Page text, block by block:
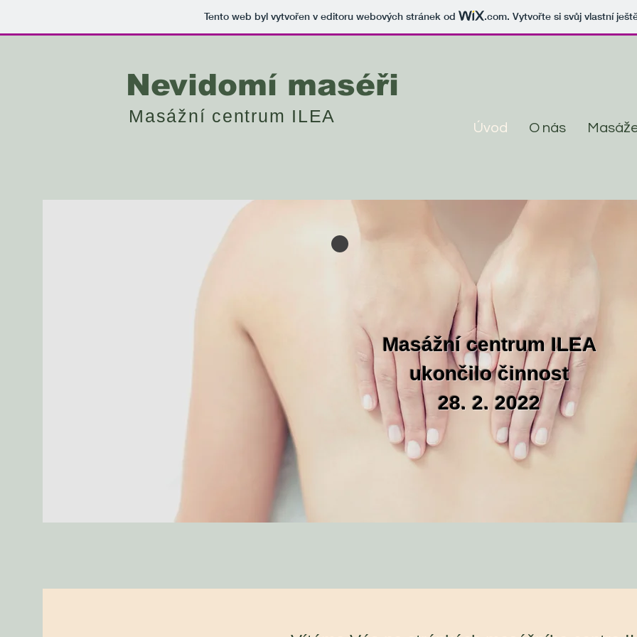
Tento web byl vytvořen v editoru webových stránek od .com. Vytvořte si svůj vlastní
Nevidomí maséři
Masážní centrum ILEA
Úvod O nás
Masážní centrum ILEA
ukončilo činnost
28. 2. 2022